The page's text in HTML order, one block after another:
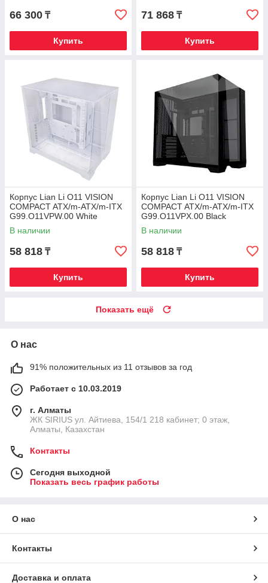
66 300 ₸
Купить
71 868 ₸
Купить
Корпус Lian Li O11 VISION
COMPACT ATX/m-ATX/m-ITX
G99.O11VPW.00 White
В наличии
58 818 ₸
Купить
Корпус Lian Li O11 VISION
COMPACT ATX/m-ATX/m-ITX
G99.O11VPX.00 Black
В наличии
58 818 ₸
Купить
Показать ещё
О нас
91% положительных из 11 отзывов за год
Работает с 10.03.2019
г. Алматы
​ЖК SIRIUS​ ул. Айтиева, 154/1​ 218 кабинет; 0 этаж,
Алматы, Казахстан
Контакты
Сегодня выходной
Показать весь график работы
О нас
Контакты
Доставка и оплата